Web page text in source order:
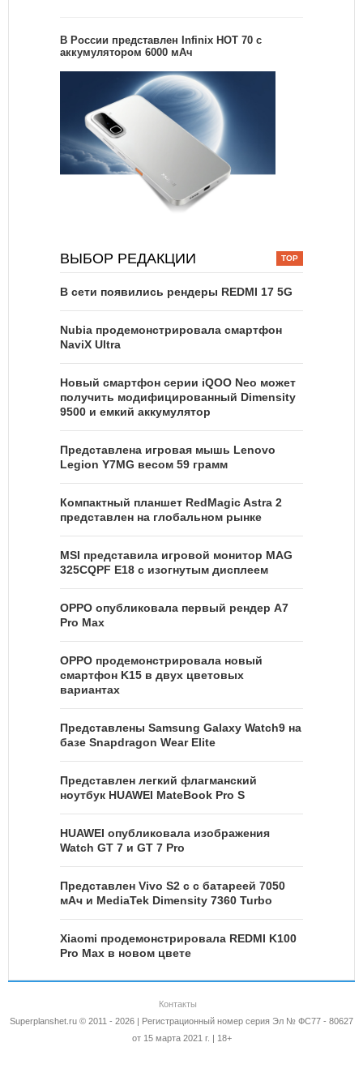
В России представлен Infinix HOT 70 с
аккумулятором 6000 мАч
ВЫБОР РЕДАКЦИИ
В сети появились рендеры REDMI 17 5G
Nubia продемонстрировала смартфон
NaviX Ultra
Новый смартфон серии iQOO Neo может
получить модифицированный Dimensity
9500 и емкий аккумулятор
Представлена игровая мышь Lenovo
Legion Y7MG весом 59 грамм
Компактный планшет RedMagic Astra 2
представлен на глобальном рынке
MSI представила игровой монитор MAG
325CQPF E18 с изогнутым дисплеем
OPPO опубликовала первый рендер A7
Pro Max
OPPO продемонстрировала новый
смартфон K15 в двух цветовых
вариантах
Представлены Samsung Galaxy Watch9 на
базе Snapdragon Wear Elite
Представлен легкий флагманский
ноутбук HUAWEI MateBook Pro S
HUAWEI опубликовала изображения
Watch GT 7 и GT 7 Pro
Представлен Vivo S2 с с батареей 7050
мАч и MediaTek Dimensity 7360 Turbo
Xiaomi продемонстрировала REDMI K100
Pro Max в новом цвете
Контакты
Superplanshet.ru © 2011 - 2026 | Регистрационный номер серия Эл № ФС77 - 80627
от 15 марта 2021 г. | 18+